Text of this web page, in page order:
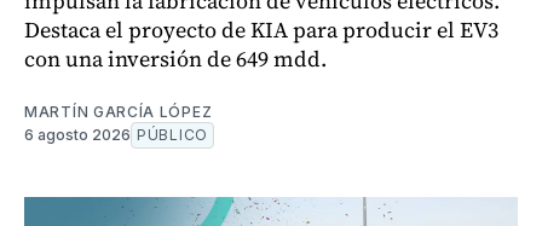
Destaca el proyecto de KIA para producir el EV3
con una inversión de 649 mdd.
MARTÍN GARCÍA LÓPEZ
6 agosto 2026 PÚBLICO